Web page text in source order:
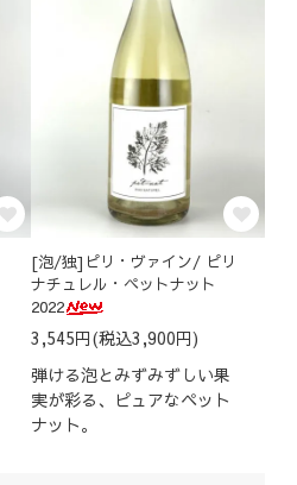
[泡/独]ピリ・ヴァイン/ ピリ
ナチュレル・ペットナット
2022
3,545円(税込3,900円)
弾ける泡とみずみずしい果
実が彩る、ピュアなペット
ナット。